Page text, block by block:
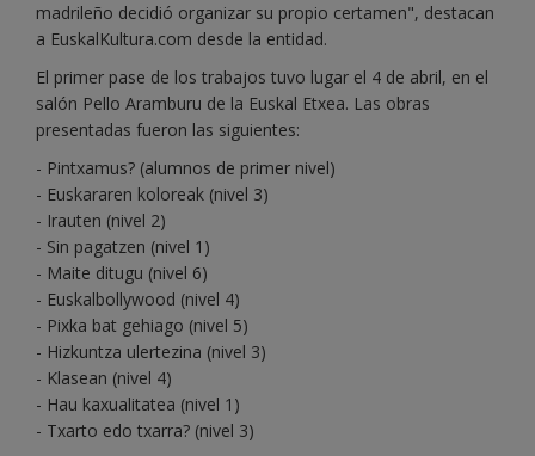
madrileño decidió organizar su propio certamen", destacan
a EuskalKultura.com desde la entidad.
El primer pase de los trabajos tuvo lugar el 4 de abril, en el
salón Pello Aramburu de la Euskal Etxea. Las obras
presentadas fueron las siguientes:
- Pintxamus? (alumnos de primer nivel)
- Euskararen koloreak (nivel 3)
- Irauten (nivel 2)
- Sin pagatzen (nivel 1)
- Maite ditugu (nivel 6)
- Euskalbollywood (nivel 4)
- Pixka bat gehiago (nivel 5)
- Hizkuntza ulertezina (nivel 3)
- Klasean (nivel 4)
- Hau kaxualitatea (nivel 1)
- Txarto edo txarra? (nivel 3)